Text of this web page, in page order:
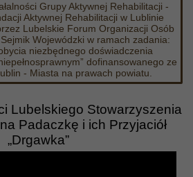
Grupy Aktywnej Rehabilitacji -
Aktywnej Rehabilitacji w Lublinie
Lubelskie Forum Organizacji Osób
Wojewódzki w ramach zadania:
niezbędnego doświadczenia
dofinansowanego ze
- Miasta na prawach powiatu.
Lubelskiego Stowarzyszenia
Padaczkę i ich Przyjaciół
„Drgawka”